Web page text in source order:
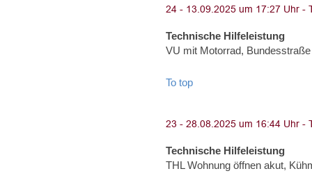
Technische Hilfeleistung
VU mit Motorrad,
To top
Technische Hilfeleistung
THL Wohnung öffnen akut,